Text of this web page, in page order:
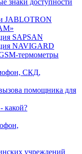
JABLOTRON
SAPSAN
NAVIGARD
термометры
СКД,
помощника для
какой?
учреждений